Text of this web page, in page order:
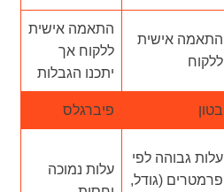
התאמה אישית
ללקוח
התאמה אישית
ללקוח אך
יתכנו הגבלות
בטון פיברגלס
עלות גבוהה לפי
פרמטרים (גודל,
עלות נמוכה